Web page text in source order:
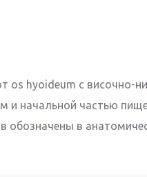
os hyoideum с височно-
и начальной частью
обозначены в